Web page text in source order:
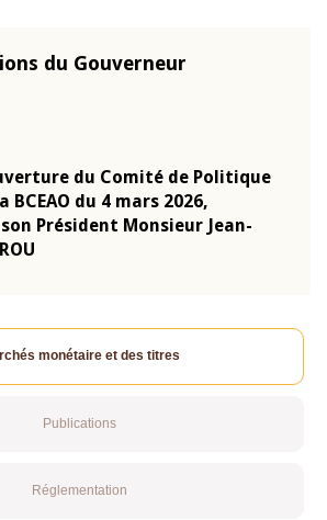
du Gouverneur
du Comité de Politique
du 4 mars 2026,
Président Monsieur Jean-
monétaire et des titres
Publications
Réglementation